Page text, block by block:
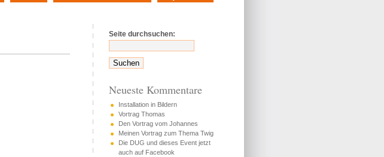
Seite durchsuchen:
Neueste Kommentare
Installation in Bildern
Vortrag Thomas
Den Vortrag vom Johannes
Meinen Vortrag zum Thema Twig
Die DUG und dieses Event jetzt
auch auf Facebook